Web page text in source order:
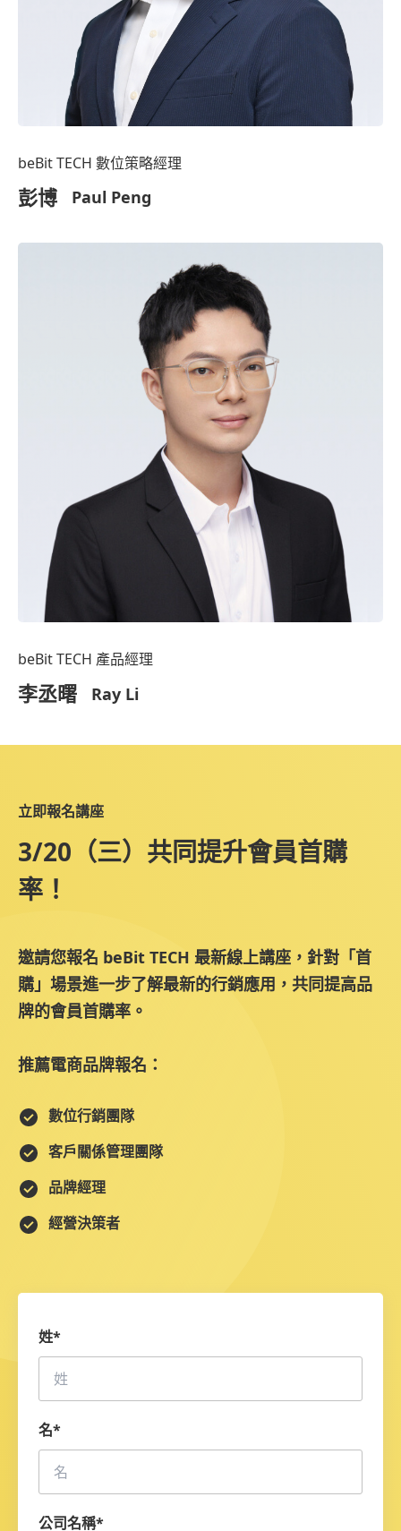
beBit TECH 數位策略經理
彭博 Paul Peng
beBit TECH 產品經理
李丞曙 Ray Li
李丞曙
beBit TECH 產品經理
立即報名講座
3/20（三）共同提升會員首購
率！
邀請您報名 beBit TECH 最新線上講座，針對「首
購」場景進一步了解最新的行銷應用，共同提高品
牌的會員首購率。
推薦電商品牌報名：
數位行銷團隊
客戶關係管理團隊
品牌經理
經營決策者
姓*
名*
公司名稱*